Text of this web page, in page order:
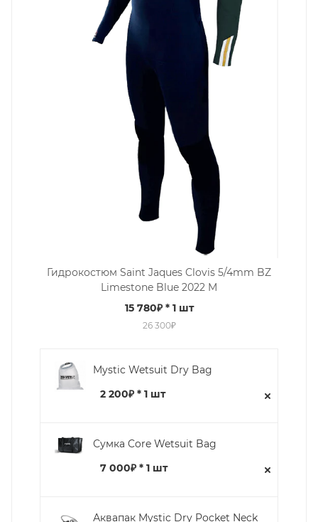
Гидрокостюм Saint Jaques Clovis 5/4mm BZ
Limestone Blue 2022 M
15 780₽* 1 шт
26 300₽
Mystic Wetsuit Dry Bag
2 200₽ * 1 шт
Сумка Core Wetsuit Bag
7 000₽ * 1 шт
Аквапак Mystic Dry Pocket Neck